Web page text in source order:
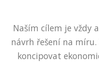
Naším cílem je vždy
návrh řešení na míru.
koncipovat